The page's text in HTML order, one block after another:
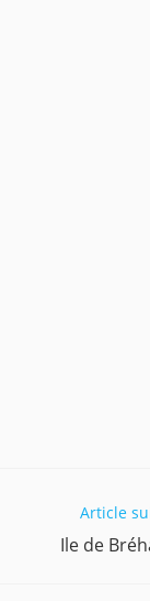
Article
Ile de